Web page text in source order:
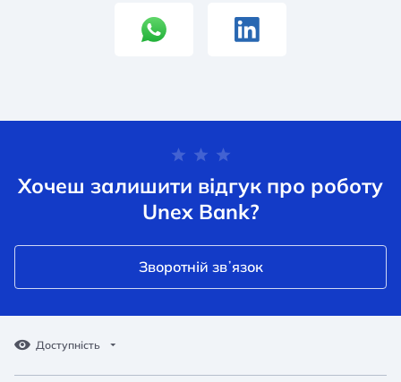
Хочеш залишити відгук про роботу
Unex Bank?
Зворотній звʼязок
Доступність